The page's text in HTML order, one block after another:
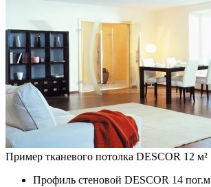
Пример тканевого потолка DESCOR 12 м²
Профиль стеновой DESCOR 14 пог.м